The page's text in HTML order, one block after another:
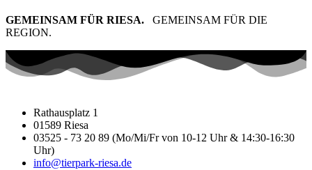
GEMEINSAM FÜR RIESA. GEMEINSAM FÜR DIE
REGION.
Rathausplatz 1
01589 Riesa
03525 - 73 20 89 (Mo/Mi/Fr von 10-12 Uhr & 14:30-16:30
Uhr)
info@tierpark-riesa.de